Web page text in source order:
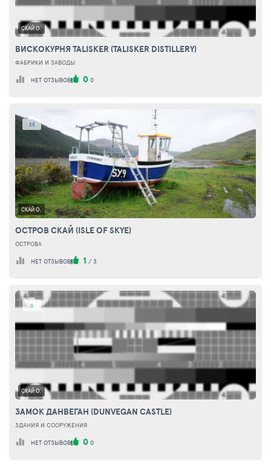
СКАЙ О.
ВИСКОКУРНЯ TALISKER (TALISKER DISTILLERY)
ФАБРИКИ И ЗАВОДЫ
НЕТ ОТЗЫВОВ 0 0
25
СКАЙ О.
ОСТРОВ СКАЙ (ISLE OF SKYE)
ОСТРОВА
НЕТ ОТЗЫВОВ 1 / 3
0
СКАЙ О.
ЗАМОК ДАНВЕГАН (DUNVEGAN CASTLE)
ЗДАНИЯ И СООРУЖЕНИЯ
НЕТ ОТЗЫВОВ 0 0